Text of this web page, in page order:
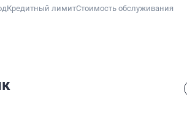
Кредитный лимитСтоимость обслуживания